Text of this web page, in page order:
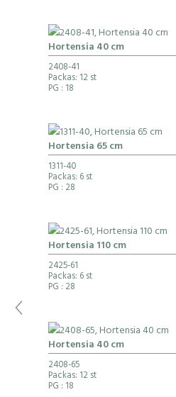
Hortensia 40 cm
2408-41
Packas: 12 st
PG : 18
Hortensia 65 cm
1311-40
Packas: 6 st
PG : 28
Hortensia 110 cm
2425-61
Packas: 6 st
PG : 28
Hortensia 40 cm
2408-65
Packas: 12 st
PG : 18